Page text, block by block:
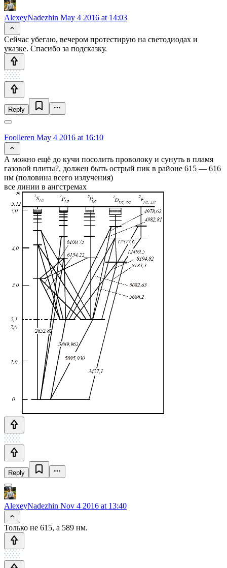
AlexeyNadezhin May 4 2016 at 14:03
Сейчас убегаю, вечером протестирую на светодиодах и
указке. Спасибо за подсказку.
Reply
Foolleren May 4 2016 at 16:10
А можно ещё до кучи посолить проволоку и сунуть в пламя
газовой плиты?, должен быть острый пик в районе 615 — 616
нм (половина всего излучения)
все линии в ангстремах
Reply
AlexeyNadezhin Nov 4 2016 at 13:40
Только не 615, а 589 нм.